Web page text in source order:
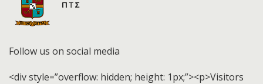
Follow us on social media
<div style=”overflow: hidden; height: 1px;”><p>Visitors